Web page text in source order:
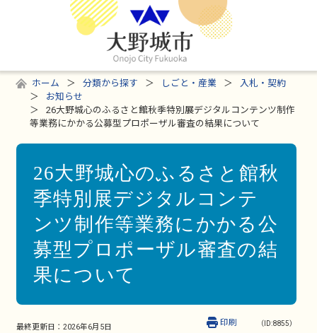
ホーム 分類から探す しごと・産業
入札・契約
お知らせ
26大野城心のふるさと館秋季特別展デジタルコンテンツ制作
等業務にかかる公募型プロポーザル審査の結果について
26大野城心のふるさと館秋
季特別展デジタルコンテ
ンツ制作等業務にかかる公
募型プロポーザル審査の結
果について
最終更新日： 2026年6月5日 （ID:8855）
印刷